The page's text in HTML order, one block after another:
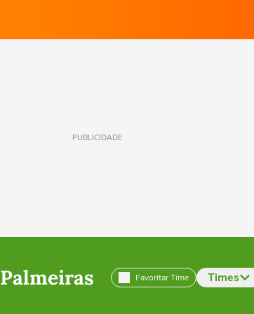
PUBLICIDADE
Palmeiras Favoritar Time Times